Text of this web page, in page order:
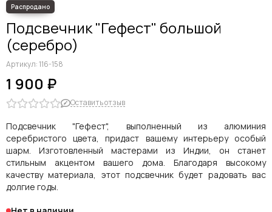
Подсвечник "Гефест" большой
(серебро)
Артикул:116-158
1 900 ₽
Оставить отзыв
Подсвечник "Гефест", выполненный из алюминия
серебристого цвета, придаст вашему интерьеру особый
шарм. Изготовленный мастерами из Индии, он станет
стильным акцентом вашего дома. Благодаря высокому
качеству материала, этот подсвечник будет радовать вас
долгие годы.